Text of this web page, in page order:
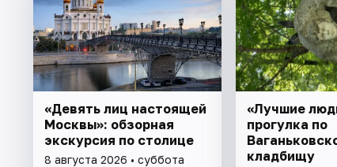
«Девять лиц настоящей
Москвы»: обзорная
экскурсия по столице
8 августа 2026 • суббота
«Лучшие
прогулка по
кладбищу